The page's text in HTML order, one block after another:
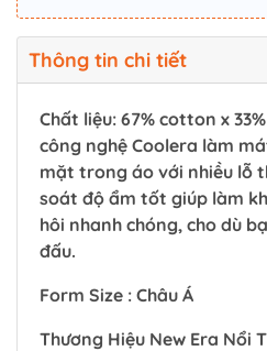
Thông tin chi tiết
Chất liệu: 67% cotton x
công nghệ Coolera làm
mặt trong áo với nhiều lỗ
soát độ ẩm tốt giúp làm
hôi nhanh chóng, cho dù
đấu.
Form Size : Châu Á
Thương Hiệu New Era Nổi